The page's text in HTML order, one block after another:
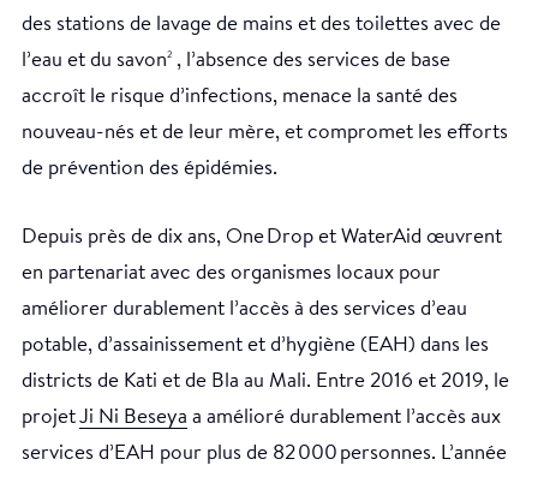
des stations de lavage de mains et des toilettes avec de
l’eau et du savon2
, l’absence des services de base
accroît le risque d’infections, menace la santé des
nouveau-nés et de leur mère, et compromet les efforts
de prévention des épidémies.
Depuis près de dix ans, One Drop et WaterAid œuvrent
en partenariat avec des organismes locaux pour
améliorer durablement l’accès à des services d’eau
potable, d’assainissement et d’hygiène (EAH) dans les
districts de Kati et de Bla au Mali. Entre 2016 et 2019, le
projetJi Ni Beseya a amélioré durablement l’accès aux
services d’EAH pour plus de 82 000 personnes. L’année